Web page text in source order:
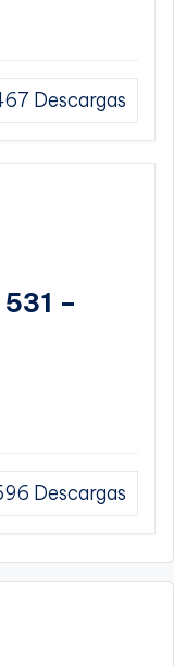
Descargas
–
Descargas